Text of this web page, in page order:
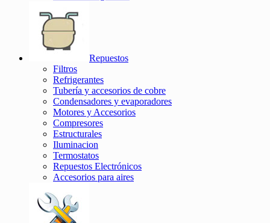
Repuestos
Filtros
Refrigerantes
Tubería y accesorios de cobre
Condensadores y evaporadores
Motores y Accesorios
Compresores
Estructurales
Iluminacion
Termostatos
Repuestos Electrónicos
Accesorios para aires